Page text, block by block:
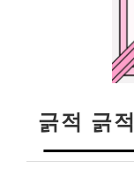
긁적 긁